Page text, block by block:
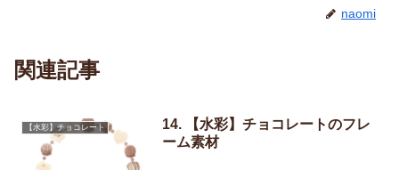
naomi
関連記事
【水彩】チョコレート
14. 【水彩】チョコレートのフレ
ーム素材